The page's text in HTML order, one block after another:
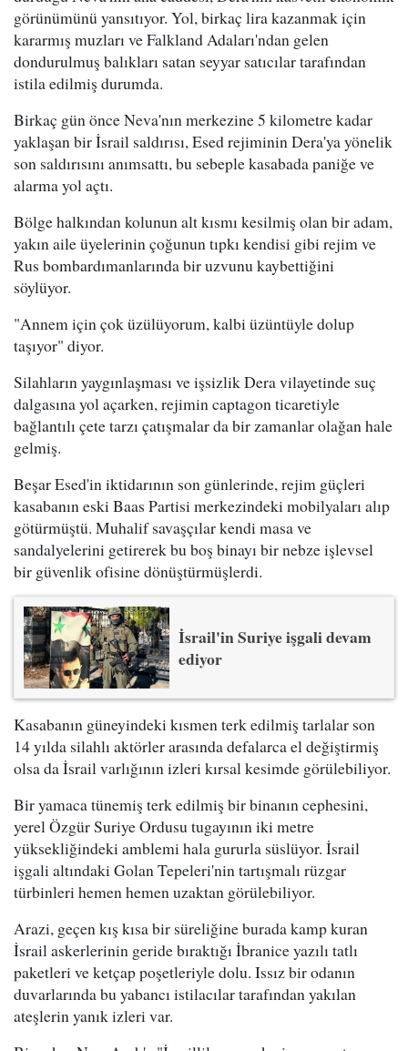
görünümünü yansıtıyor. Yol, birkaç lira kazanmak için
kararmış muzları ve Falkland Adaları'ndan gelen
dondurulmuş balıkları satan seyyar satıcılar tarafından
istila edilmiş durumda.
Birkaç gün önce Neva'nın merkezine 5 kilometre kadar
yaklaşan bir İsrail saldırısı, Esed rejiminin Dera'ya yönelik
son saldırısını anımsattı, bu sebeple kasabada paniğe ve
alarma yol açtı.
Bölge halkından kolunun alt kısmı kesilmiş olan bir adam,
yakın aile üyelerinin çoğunun tıpkı kendisi gibi rejim ve
Rus bombardımanlarında bir uzvunu kaybettiğini
söylüyor.
"Annem için çok üzülüyorum, kalbi üzüntüyle dolup
taşıyor" diyor.
Silahların yaygınlaşması ve işsizlik Dera vilayetinde suç
dalgasına yol açarken, rejimin captagon ticaretiyle
bağlantılı çete tarzı çatışmalar da bir zamanlar olağan hale
gelmiş.
Beşar Esed'in iktidarının son günlerinde, rejim güçleri
kasabanın eski Baas Partisi merkezindeki mobilyaları alıp
götürmüştü. Muhalif savaşçılar kendi masa ve
sandalyelerini getirerek bu boş binayı bir nebze işlevsel
bir güvenlik ofisine dönüştürmüşlerdi.
İsrail'in Suriye işgali devam
ediyor
Kasabanın güneyindeki kısmen terk edilmiş tarlalar son
14 yılda silahlı aktörler arasında defalarca el değiştirmiş
olsa da İsrail varlığının izleri kırsal kesimde görülebiliyor.
Bir yamaca tünemiş terk edilmiş bir binanın cephesini,
yerel Özgür Suriye Ordusu tugayının iki metre
yüksekliğindeki amblemi hala gururla süslüyor. İsrail
işgali altındaki Golan Tepeleri'nin tartışmalı rüzgar
türbinleri hemen hemen uzaktan görülebiliyor.
Arazi, geçen kış kısa bir süreliğine burada kamp kuran
İsrail askerlerinin geride bıraktığı İbranice yazılı tatlı
paketleri ve ketçap poşetleriyle dolu. Issız bir odanın
duvarlarında bu yabancı istilacılar tarafından yakılan
ateşlerin yanık izleri var.